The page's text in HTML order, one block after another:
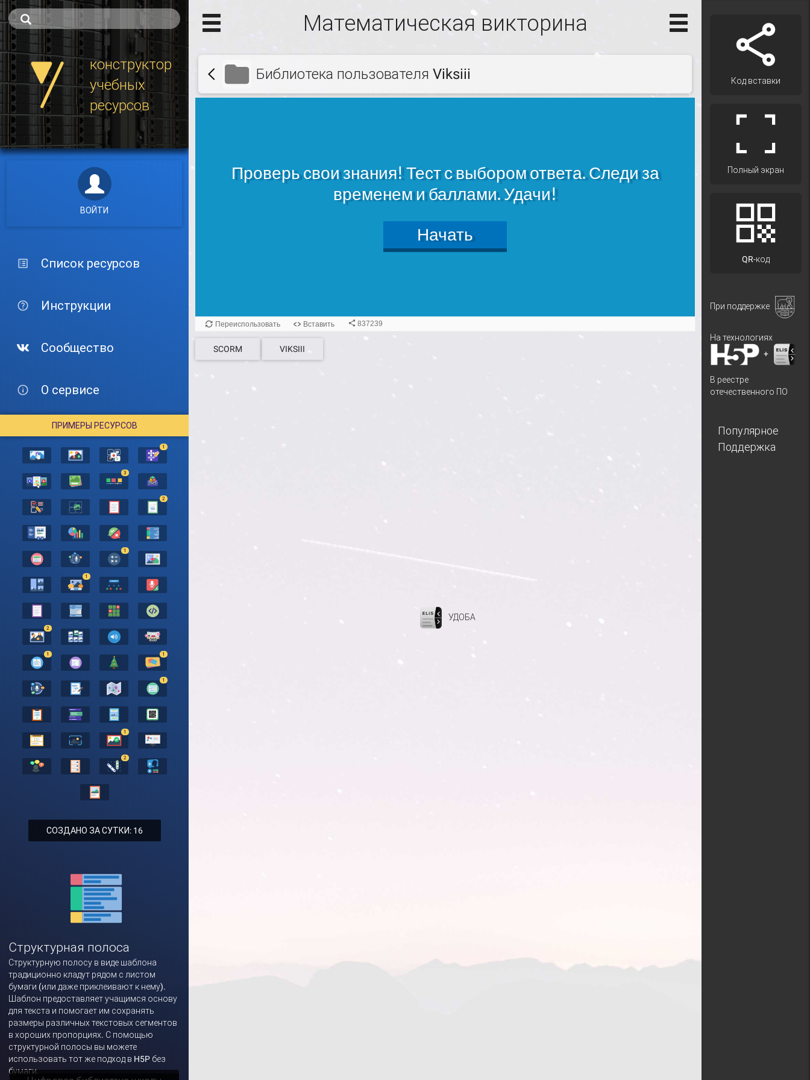
конструктор
учебных
ресурсов
ВОЙТИ
Список ресурсов
Инструкции
Сообщество
О сервисе
ПРИМЕРЫ РЕСУРСОВ
1
3
2
1
1
2
1 1
1
1
2
СОЗДАНО ЗА СУТКИ: 16
Структурная полоса
Структурную полосу в виде шаблона
традиционно кладут рядом с листом
бумаги (или даже приклеивают к нему).
Шаблон предоставляет учащимся основу
для текста и помогает им сохранять
размеры различных текстовых сегментов
в хороших пропорциях. С помощью
структурной полосы вы можете
использовать тот же подход в H5P без
бумаги.
Математическая викторина
Библиотека пользователя Viksiii
SCORM VIKSIII
УДОБА
Код вставки
Полный экран
QR-код
При поддержке
На технологиях
+
В реестре
отечественного ПО
Популярное
Поддержка